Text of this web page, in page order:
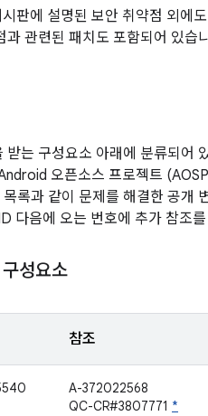
판에 설명된 보안 취약점 외에
과 관련된 패치도 포함되어 있습
받는 구성요소 아래에 분류되어
오픈소스 프로젝트
록과 같이 문제를 해결한 공개
다음에 오는 번호에 추가 참조
성요소
참조
A-372022568
QC-CR#3807771 *